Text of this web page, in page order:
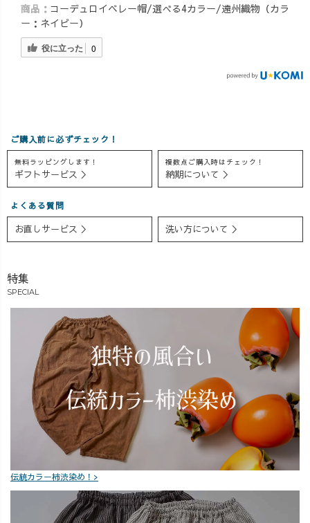
商品： コーデュロイベレー帽/選べる4カラー/遠州織物（カラ
ー：ネイビー）
役に立った 0
ご購入前に必ずチェック！
無料ラッピングします！
ギフトサービス ＞
複数点ご購入時はチェック！
納期について ＞
よくある質問
お直しサービス ＞ 洗い方について ＞
特集
SPECIAL
伝統カラー柿渋染め！>